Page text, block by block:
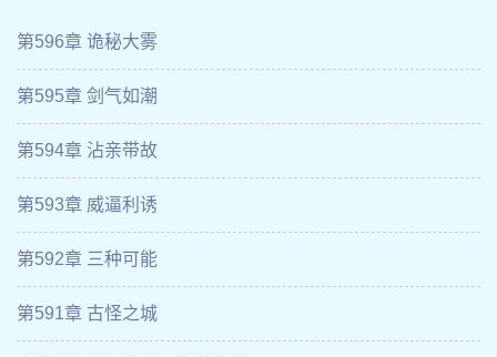
第596章 诡秘大雾
第595章 剑气如潮
第594章 沾亲带故
第593章 威逼利诱
第592章 三种可能
第591章 古怪之城